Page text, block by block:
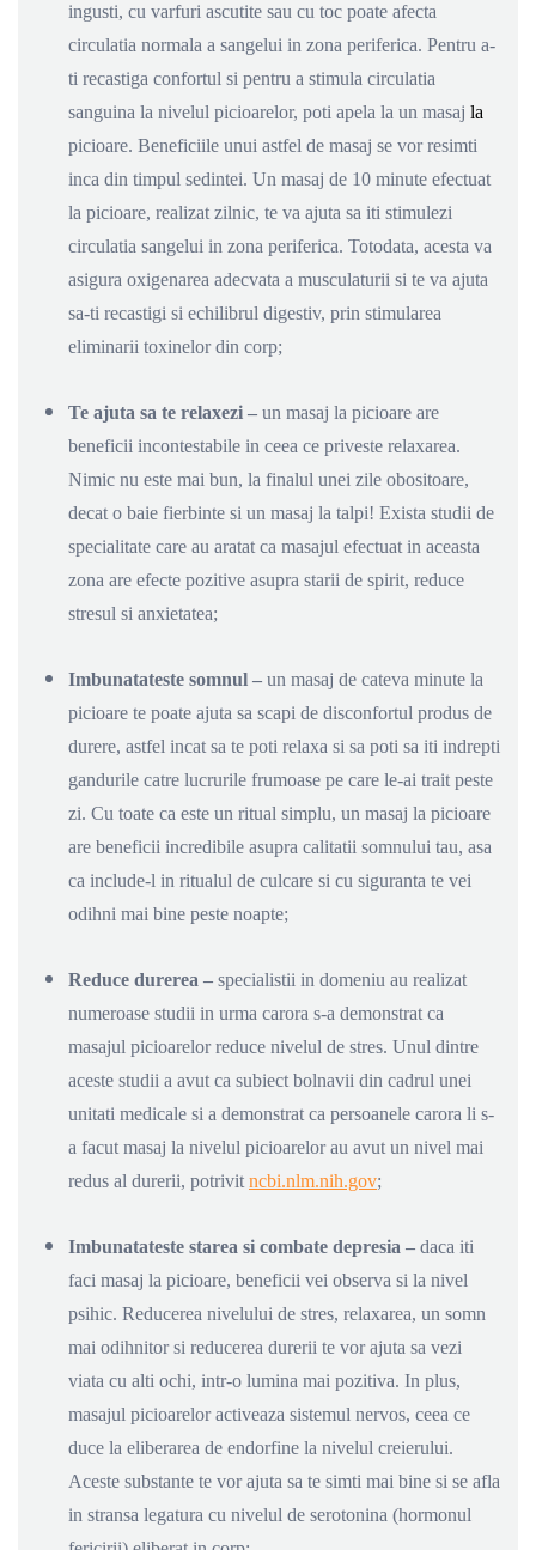
ingusti, cu varfuri ascutite sau cu toc poate afecta
circulatia normala a sangelui in zona periferica. Pentru a-
ti recastiga confortul si pentru a stimula circulatia
sanguina la nivelul picioarelor, poti apela la un masaj la
picioare. Beneficiile unui astfel de masaj se vor resimti
inca din timpul sedintei. Un masaj de 10 minute efectuat
la picioare, realizat zilnic, te va ajuta sa iti stimulezi
circulatia sangelui in zona periferica. Totodata, acesta va
asigura oxigenarea adecvata a musculaturii si te va ajuta
sa-ti recastigi si echilibrul digestiv, prin stimularea
eliminarii toxinelor din corp;
Te ajuta sa te relaxezi – un masaj la picioare are
beneficii incontestabile in ceea ce priveste relaxarea.
Nimic nu este mai bun, la finalul unei zile obositoare,
decat o baie fierbinte si un masaj la talpi! Exista studii de
specialitate care au aratat ca masajul efectuat in aceasta
zona are efecte pozitive asupra starii de spirit, reduce
stresul si anxietatea;
Imbunatateste somnul – un masaj de cateva minute la
picioare te poate ajuta sa scapi de disconfortul produs de
durere, astfel incat sa te poti relaxa si sa poti sa iti indrepti
gandurile catre lucrurile frumoase pe care le-ai trait peste
zi. Cu toate ca este un ritual simplu, un masaj la picioare
are beneficii incredibile asupra calitatii somnului tau, asa
ca include-l in ritualul de culcare si cu siguranta te vei
odihni mai bine peste noapte;
Reduce durerea – specialistii in domeniu au realizat
numeroase studii in urma carora s-a demonstrat ca
masajul picioarelor reduce nivelul de stres. Unul dintre
aceste studii a avut ca subiect bolnavii din cadrul unei
unitati medicale si a demonstrat ca persoanele carora li s-
a facut masaj la nivelul picioarelor au avut un nivel mai
redus al durerii, potrivit ncbi.nlm.nih.gov;
Imbunatateste starea si combate depresia – daca iti
faci masaj la picioare, beneficii vei observa si la nivel
psihic. Reducerea nivelului de stres, relaxarea, un somn
mai odihnitor si reducerea durerii te vor ajuta sa vezi
viata cu alti ochi, intr-o lumina mai pozitiva. In plus,
masajul picioarelor activeaza sistemul nervos, ceea ce
duce la eliberarea de endorfine la nivelul creierului.
Aceste substante te vor ajuta sa te simti mai bine si se afla
in stransa legatura cu nivelul de serotonina (hormonul